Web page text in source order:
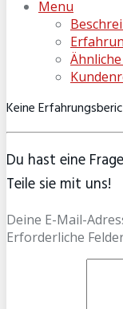
Menu
Keine
Du hast eine
Teile sie mit uns!
Deine E-Mail-
Erforderliche